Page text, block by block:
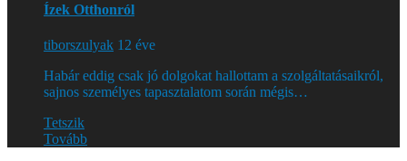
Ízek Otthonról
tiborszulyak 12 éve
Habár eddig csak jó dolgokat hallottam a szolgáltatásaikról,
sajnos személyes tapasztalatom során mégis…
Tetszik
Tovább